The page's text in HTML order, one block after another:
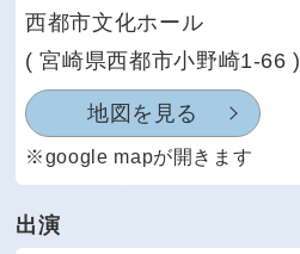
西都市文化ホール
( 宮崎県西都市小野崎1-66 )
地図を見る
※google mapが開きます
出演